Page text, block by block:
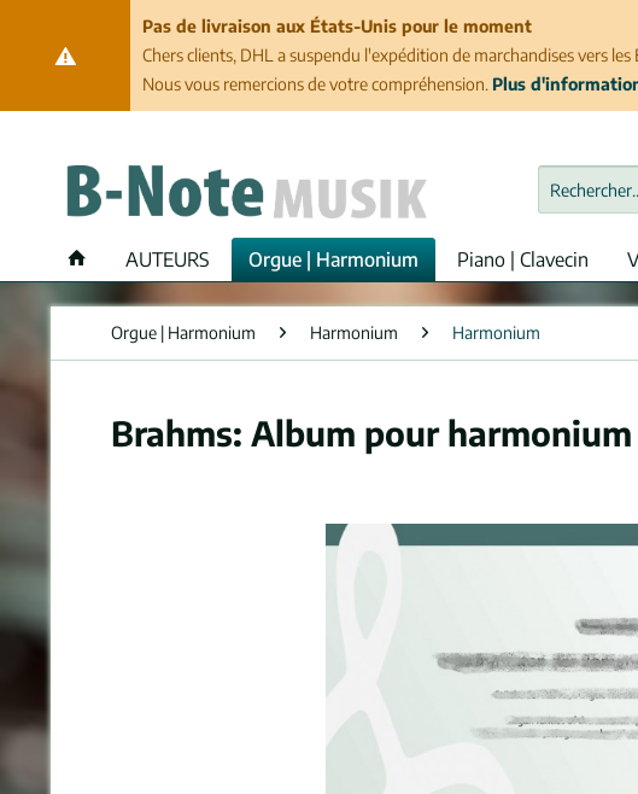
Pas de livraison aux États-Unis pour le moment
Chers clients, DHL a suspendu l'expédition de marchandises vers
Nous vous remercions de votre compréhension. Plus
AUTEURS Orgue | Harmonium Piano | Clavecin
Orgue | Harmonium Harmonium Harmonium
Brahms: Album pour